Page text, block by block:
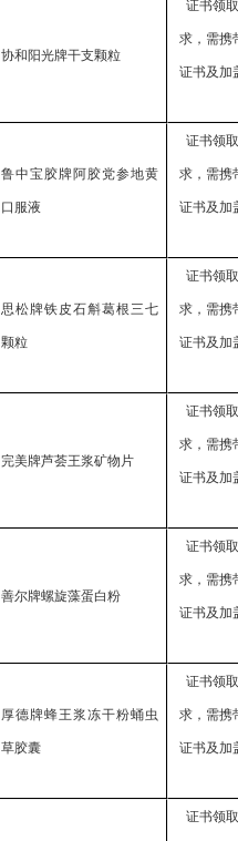
协和阳光牌干支颗粒
证书领
求， 需携
证书及加
鲁中宝胶牌阿胶党参地黄
口服液
证书领
求， 需携
证书及加
思松牌铁皮石斛葛根三七
颗粒
证书领
求， 需携
证书及加
完美牌芦荟王浆矿物片
证书领
求， 需携
证书及加
善尔牌螺旋藻蛋白粉
证书领
求， 需携
证书及加
厚德牌蜂王浆冻干粉蛹虫
草胶囊
证书领
求， 需携
证书及加
证书领